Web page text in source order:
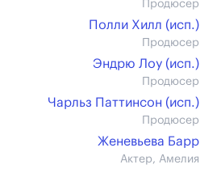
Продюсер
Полли Хилл (иcп.)
Продюсер
Эндрю Лоу (иcп.)
Продюсер
Чарльз Паттинсон (иcп.)
Продюсер
Женевьева Барр
Актер, Амелия